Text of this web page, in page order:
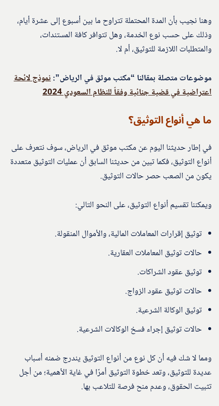
وهنا نجيب بأن المدة المحتملة تتراوح ما بين أسبوع إلى عشرة أيام،
وذلك على حسب نوع الخدمة، وهل تتوافر كافة المستندات،
والمتطلبات اللازمة للتوثيق، أم لا.
موضوعات متصلة بمقالنا “مكتب موثق في الرياض”:نموذج لائحة
اعتراضية في قضية جنائية وفقاً للنظام السعودي 2024
ما هي أنواع التوثيق؟
في إطار حديثنا اليوم عن مكتب موثق في الرياض، سوف نتعرف على
أنواع التوثيق، فكما تبين من حديثنا السابق أن عمليات التوثيق متعددة
يكون من الصعب حصر حالات التوثيق.
ويمكننا تقسيم أنواع التوثيق، على النحو التالي:
توثيق إقرارات المعاملات المالية، والأموال المنقولة.
حالات توثيق المعاملات العقارية.
توثيق عقود الشراكات.
حالات توثيق عقود الزواج.
توثيق الوكالة الشرعية.
حالات توثيق إجراء فسخ الوكالات الشرعية.
ومما لا شك فيه أن كل نوع من أنواع التوثيق يندرج ضمنه أسباب
عديدة للتوثيق، وتعد خطوة التوثيق أمرًا في غاية الأهمية؛ من أجل
تثبيت الحقوق، وعدم منح فرصة للتلاعب بها.